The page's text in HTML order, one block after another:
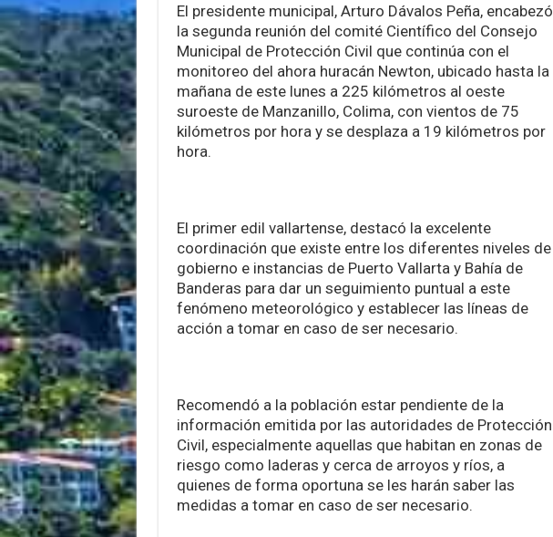
El presidente municipal, Arturo Dávalos Peña, encabezó
la segunda reunión del comité Científico del Consejo
Municipal de Protección Civil que continúa con el
monitoreo del ahora huracán Newton, ubicado hasta la
mañana de este lunes a 225 kilómetros al oeste
suroeste de Manzanillo, Colima, con vientos de 75
kilómetros por hora y se desplaza a 19 kilómetros por
hora.
El primer edil vallartense, destacó la excelente
coordinación que existe entre los diferentes niveles de
gobierno e instancias de Puerto Vallarta y Bahía de
Banderas para dar un seguimiento puntual a este
fenómeno meteorológico y establecer las líneas de
acción a tomar en caso de ser necesario.
Recomendó a la población estar pendiente de la
información emitida por las autoridades de Protección
Civil, especialmente aquellas que habitan en zonas de
riesgo como laderas y cerca de arroyos y ríos, a
quienes de forma oportuna se les harán saber las
medidas a tomar en caso de ser necesario.